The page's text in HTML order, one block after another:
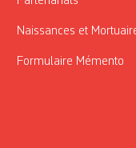
Naissances et
Formulaire Mémento